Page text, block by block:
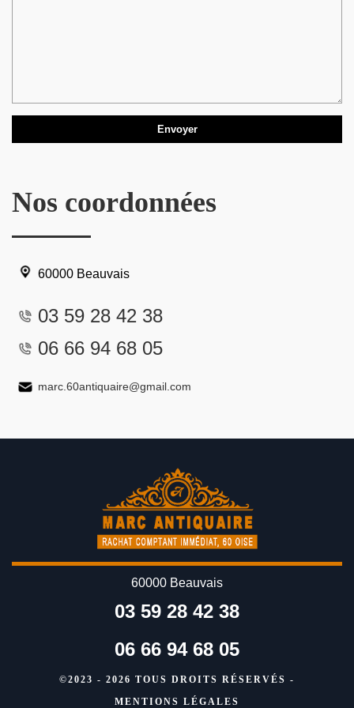
Nos coordonnées
60000 Beauvais
03 59 28 42 38
06 66 94 68 05
marc.60antiquaire@gmail.com
60000 Beauvais
03 59 28 42 38
06 66 94 68 05
©2023 - 2026 TOUS DROITS RÉSERVÉS -
MENTIONS LÉGALES